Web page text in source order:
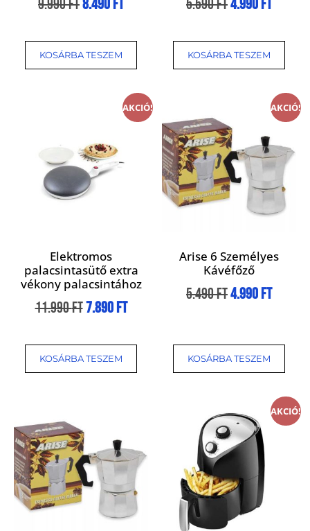
9.990Ft8.490Ft
KOSÁRBA TESZEM
5.590Ft4.990Ft
KOSÁRBA TESZEM
AKCIÓ!
Elektromos
palacsintasütő extra
vékony palacsintához
11.990Ft7.890Ft
KOSÁRBA TESZEM
AKCIÓ!
Arise 6 Személyes
Kávéfőző
5.490Ft4.990Ft
KOSÁRBA TESZEM
AKCIÓ!